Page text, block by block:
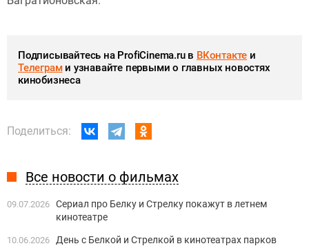
Подписывайтесь на ProfiCinema.ru в ВКонтакте и
Телеграми узнавайте первыми о главных новостях
кинобизнеса
Поделиться:
Все новости о фильмах
09.07.2026 Сериал про Белку и Стрелку покажут в летнем
кинотеатре
10.06.2026
День с Белкой и Стрелкой в кинотеатрах парков